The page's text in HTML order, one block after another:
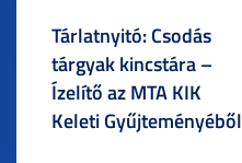
Tárlatnyitó: Csodás
tárgyak kincstára –
Ízelítő az MTA KIK
Keleti Gyűjteményéből